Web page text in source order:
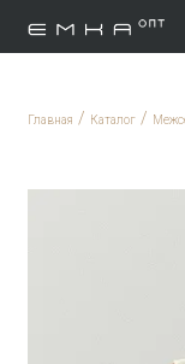
Главная / Каталог /